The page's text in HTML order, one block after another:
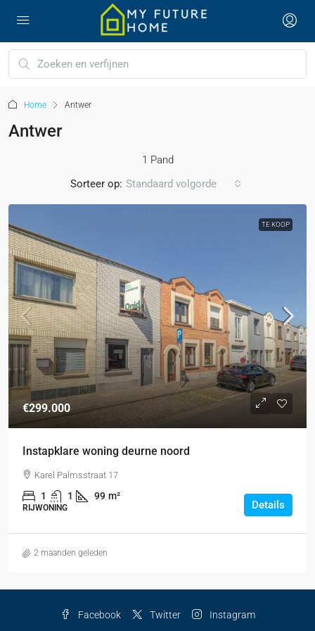
Home Antwer
Antwer
1 Pand
Sorteer op: Standaard volgorde
TE KOOP
€299.000
Instapklare woning deurne noord
Karel Palmsstraat 17
1 1 99 m²
RIJWONING Details
2 maanden geleden
Facebook Twitter Instagram